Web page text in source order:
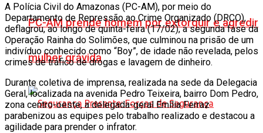
PC-AM prende homem por extorquir e agredir
mulher grávida
A Polícia Civil do Amazonas (PC-AM), por meio do
Departamento de Repressão ao Crime Organizado (DRCO),
deflagrou, ao longo de quinta-feira (17/02), a segunda fase da
Operação Rainha do Solimões, que culminou na prisão de um
indivíduo conhecido como “Boy”, de idade não revelada, pelos
crimes de tráfico de drogas e lavagem de dinheiro.
Durante coletiva de imprensa, realizada na sede da Delegacia
Geral, localizada na avenida Pedro Teixeira, bairro Dom Pedro,
zona centro-oeste, a delegada-geral Emília Ferraz
parabenizou as equipes pelo trabalho realizado e destacou a
agilidade para prender o infrator.